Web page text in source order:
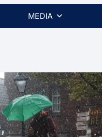
MEDIA